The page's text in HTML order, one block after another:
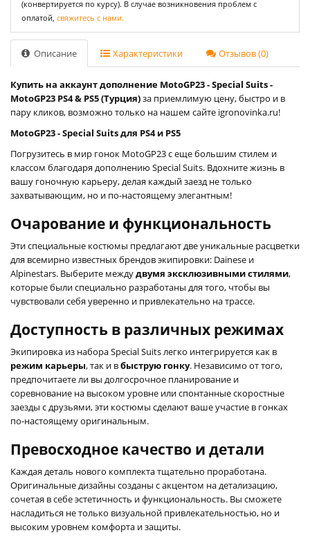
(конвертируется по курсу). В случае возникновения проблем с
оплатой, свяжитесь с нами.
Описание Характеристики Отзывов (0)
Купить на аккаунт дополнение MotoGP23 - Special Suits -
MotoGP23 PS4 & PS5 (Турция)за приемлимую цену, быстро и в
пару кликов, возможно только на нашем сайте igronovinka.ru!
MotoGP23 - Special Suits для PS4 и PS5
Погрузитесь в мир гонок MotoGP23 с еще большим стилем и
классом благодаря дополнению Special Suits. Вдохните жизнь в
вашу гоночную карьеру, делая каждый заезд не только
захватывающим, но и по-настоящему элегантным!
Очарование и функциональность
Эти специальные костюмы предлагают две уникальные расцветки
для всемирно известных брендов экипировки: Dainese и
Alpinestars. Выберите междудвумя эксклюзивными стилями,
которые были специально разработаны для того, чтобы вы
чувствовали себя уверенно и привлекательно на трассе.
Доступность в различных режимах
Экипировка из набора Special Suits легко интегрируется как в
режим карьеры, так и вбыструю гонку. Независимо от того,
предпочитаете ли вы долгосрочное планирование и
соревнование на высоком уровне или спонтанные скоростные
заезды с друзьями, эти костюмы сделают ваше участие в гонках
по-настоящему оригинальным.
Превосходное качество и детали
Каждая деталь нового комплекта тщательно проработана.
Оригинальные дизайны созданы с акцентом на детализацию,
сочетая в себе эстетичность и функциональность. Вы сможете
насладиться не только визуальной привлекательностью, но и
высоким уровнем комфорта и защиты.